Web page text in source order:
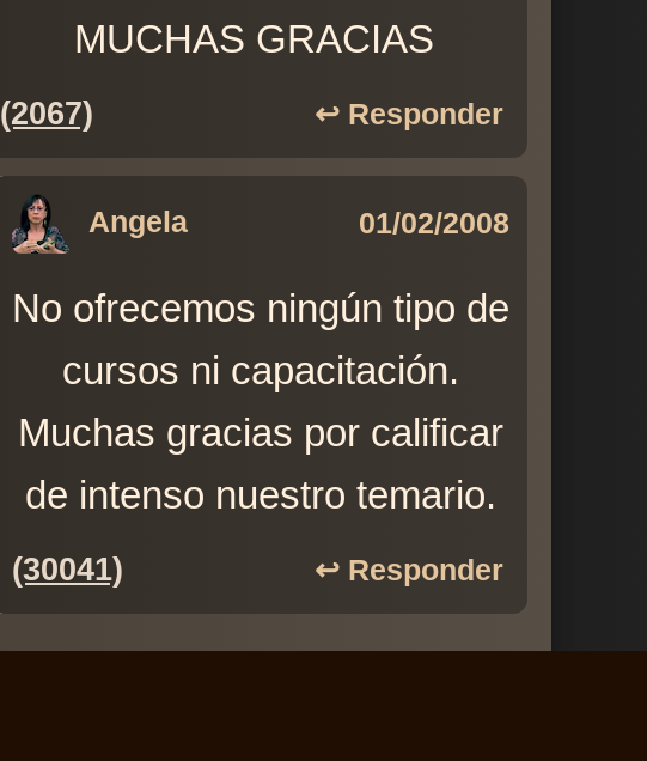
MUCHAS GRACIAS
(2067) ↩️ Responder
Angela 01/02/2008
No ofrecemos ningún tipo de
cursos ni capacitación.
Muchas gracias por calificar
de intenso nuestro temario.
(30041) ↩️ Responder